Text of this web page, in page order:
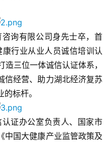
行业从业人员诚信培训认
造三位一体诚信认证体系，
信经营、助力湖北经济复苏
标杆。
中国大健康产业监管政策及